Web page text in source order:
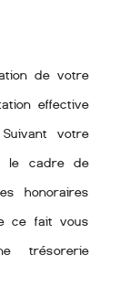
de votre
effective
votre
le cadre de
honoraires
ce fait vous
trésorerie